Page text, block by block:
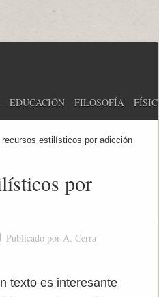
EDUCACIÓN FILOSOFÍA
recursos estilísticos por adicción
por
Publicado por A. Cerra
texto es interesante